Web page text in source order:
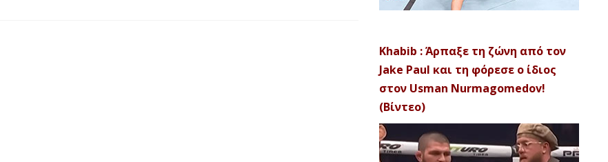
Khabib : Άρπαξε τη ζώνη από τον
Jake Paul και τη φόρεσε ο ίδιος
στον Usman Nurmagomedov!
(Βίντεο)